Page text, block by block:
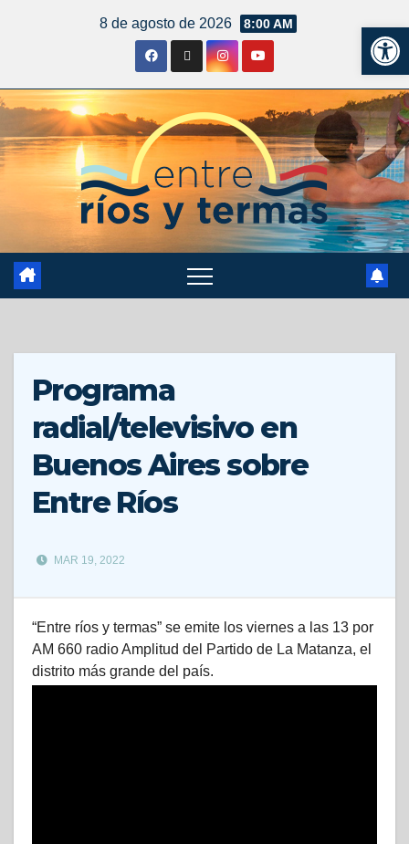
8 de agosto de 2026 8:00 AM
Programa
radial/televisivo en
Buenos Aires sobre
Entre Ríos
MAR 19, 2022
“Entre ríos y termas” se emite los viernes a las 13 por
AM 660 radio Amplitud del Partido de La Matanza, el
distrito más grande del país.